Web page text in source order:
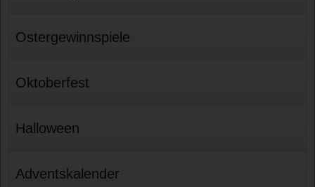
Ostergewinnspiele
Oktoberfest
Halloween
Adventskalender